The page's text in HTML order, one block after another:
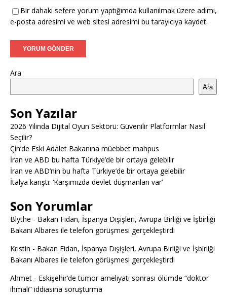
Bir dahaki sefere yorum yaptığımda kullanılmak üzere adımı,
e-posta adresimi ve web sitesi adresimi bu tarayıcıya kaydet.
Ara
Ara
Son Yazılar
2026 Yılında Dijital Oyun Sektörü: Güvenilir Platformlar Nasıl
Seçilir?
Çin’de Eski Adalet Bakanına müebbet mahpus
İran ve ABD bu hafta Türkiye’de bir ortaya gelebilir
İran ve ABD’nin bu hafta Türkiye’de bir ortaya gelebilir
İtalya karıştı: ‘Karşımızda devlet düşmanları var’
Son Yorumlar
Blythe - Bakan Fidan, İspanya Dışişleri, Avrupa Birliği ve İşbirliği
Bakanı Albares ile telefon görüşmesi gerçekleştirdi
Kristin - Bakan Fidan, İspanya Dışişleri, Avrupa Birliği ve İşbirliği
Bakanı Albares ile telefon görüşmesi gerçekleştirdi
Ahmet - Eskişehir’de tümör ameliyatı sonrası ölümde “doktor
ihmali” iddiasına soruşturma